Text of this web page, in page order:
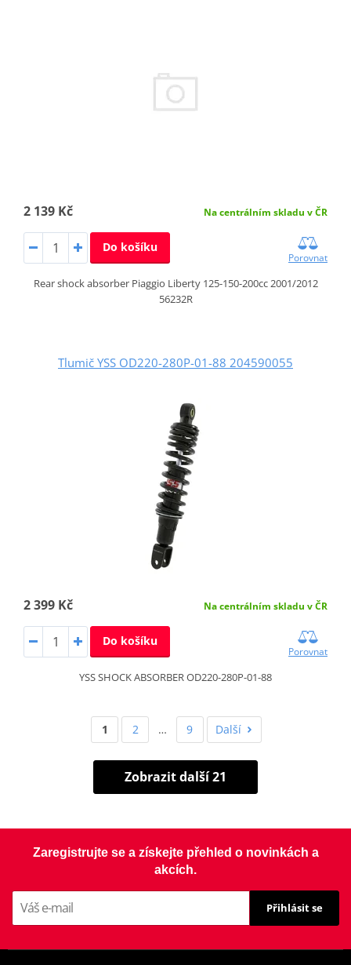
2 139 Kč Na centrálním skladu v ČR
Do košíku
Porovnat
Rear shock absorber Piaggio Liberty 125-150-200cc 2001/2012
56232R
Tlumič YSS OD220-280P-01-88 204590055
2 399 Kč Na centrálním skladu v ČR
Do košíku
Porovnat
YSS SHOCK ABSORBER OD220-280P-01-88
1 2 … 9 Další
Zobrazit další 21
Zaregistrujte se a získejte přehled o novinkách a
akcích.
Přihlásit se